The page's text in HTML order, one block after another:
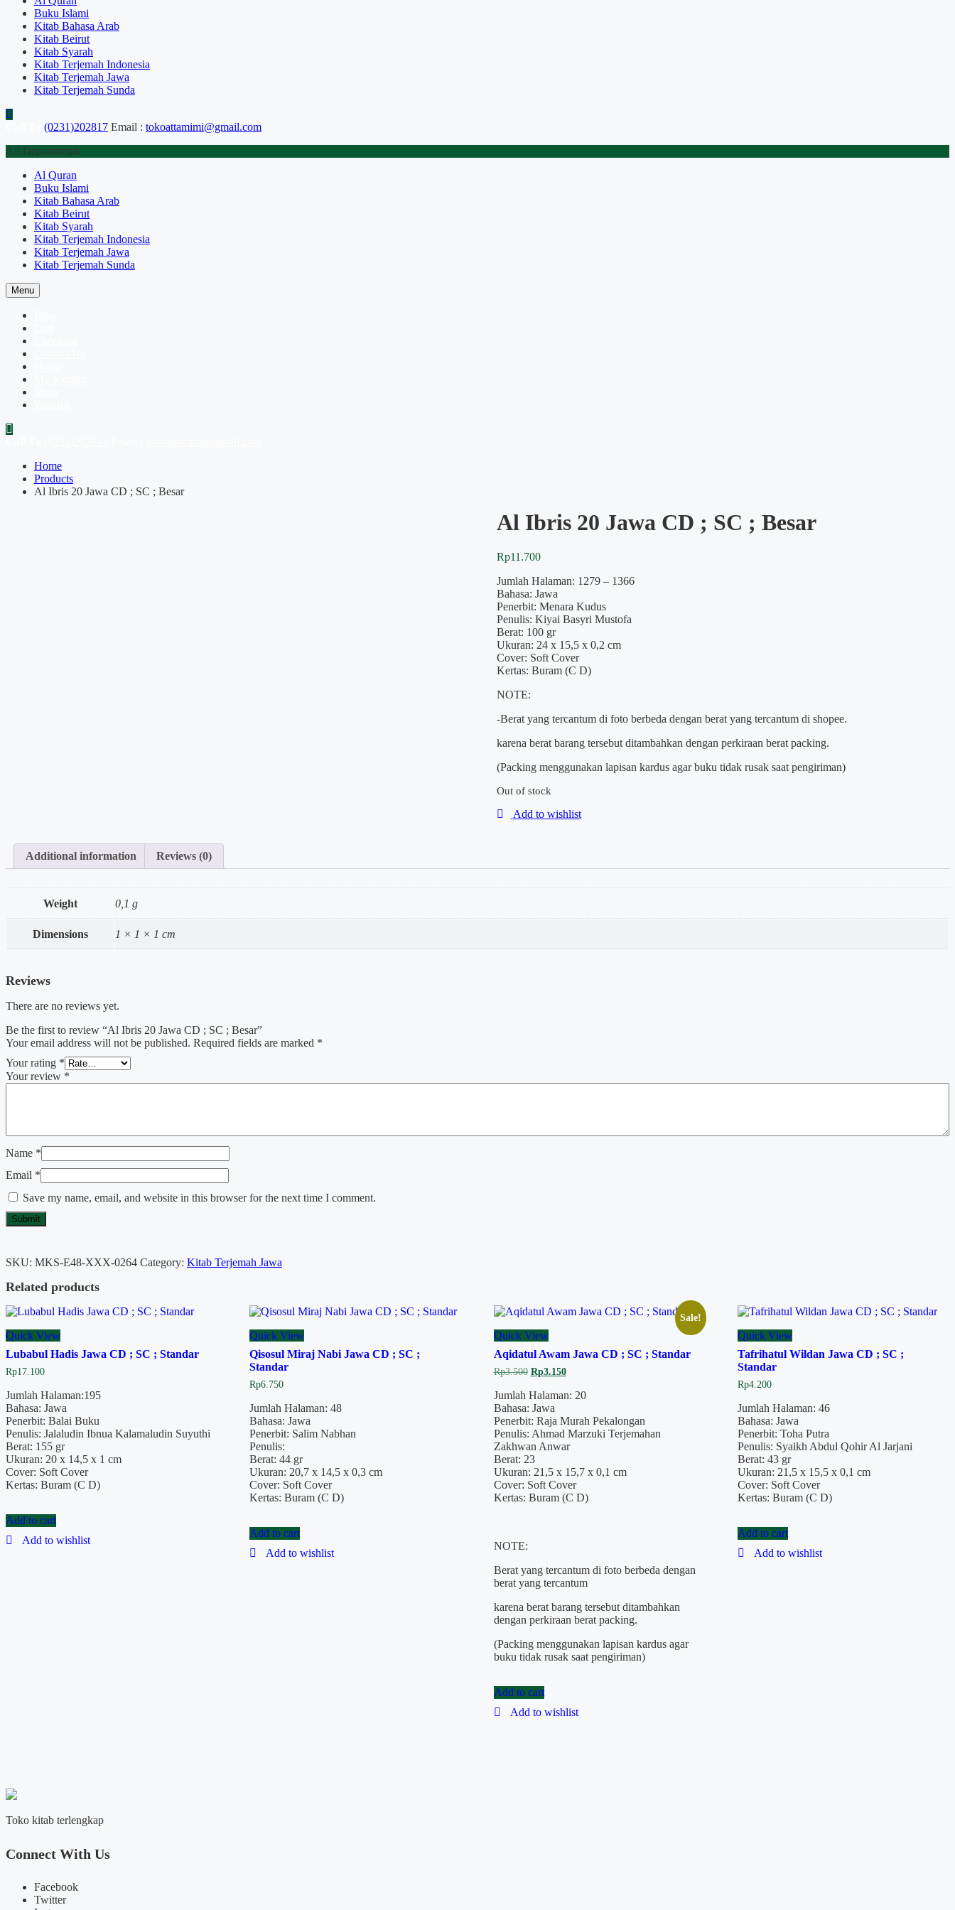
Buku Islami
Kitab Bahasa Arab
Kitab Beirut
Kitab Syarah
Kitab Terjemah Indonesia
Kitab Terjemah Jawa
Kitab Terjemah Sunda
(0231)202817 Email : tokoattamimi@gmail.com
All Departments
Al Quran
Buku Islami
Kitab Bahasa Arab
Kitab Beirut
Kitab Syarah
Kitab Terjemah Indonesia
Kitab Terjemah Jawa
Kitab Terjemah Sunda
Menu
Home
Products
Al Ibris 20 Jawa CD ; SC ; Besar
Al Ibris 20 Jawa CD ; SC ; Besar
Rp11.700
Jumlah Halaman: 1279 – 1366
Bahasa: Jawa
Penerbit: Menara Kudus
Penulis: Kiyai Basyri Mustofa
Berat: 100 gr
Ukuran: 24 x 15,5 x 0,2 cm
Cover: Soft Cover
Kertas: Buram (C D)
NOTE:
-Berat yang tercantum di foto berbeda dengan berat yang tercantum di shopee.
karena berat barang tersebut ditambahkan dengan perkiraan berat packing.
(Packing menggunakan lapisan kardus agar buku tidak rusak saat pengiriman)
Out of stock
Add to wishlist
Additional information Reviews (0)
Weight 0,1 g
Dimensions 1 × 1 × 1 cm
Reviews
There are no reviews yet.
Be the first to review “Al Ibris 20 Jawa CD ; SC ; Besar”
Your email address will not be published. Required fields are marked *
Your rating *
Your review *
Name *
Email *
Save my name, email, and website in this browser for the next time I comment.
SKU: MKS-E48-XXX-0264 Category: Kitab Terjemah Jawa
Related products
Quick View
Lubabul Hadis Jawa CD ; SC ; Standar
Rp17.100
Jumlah Halaman:195
Bahasa: Jawa
Penerbit: Balai Buku
Penulis: Jalaludin Ibnua Kalamaludin Suyuthi
Berat: 155 gr
Ukuran: 20 x 14,5 x 1 cm
Cover: Soft Cover
Kertas: Buram (C D)
Add to cart
Add to wishlist
Quick View
Qisosul Miraj Nabi Jawa CD ; SC ;
Standar
Rp6.750
Jumlah Halaman: 48
Bahasa: Jawa
Penerbit: Salim Nabhan
Penulis:
Berat: 44 gr
Ukuran: 20,7 x 14,5 x 0,3 cm
Cover: Soft Cover
Kertas: Buram (C D)
Add to cart
Add to wishlist
Sale!
Quick View
Aqidatul Awam Jawa CD ; SC ; Standar
Rp3.500 Original
was:
Rp3.500.
Rp3.150Current
is:
Jumlah Halaman: 20
Bahasa: Jawa
Penerbit: Raja Murah Pekalongan
Penulis: Ahmad Marzuki Terjemahan
Zakhwan Anwar
Berat: 23
Ukuran: 21,5 x 15,7 x 0,1 cm
Cover: Soft Cover
Kertas: Buram (C D)
NOTE:
Berat yang tercantum di foto berbeda dengan
berat yang tercantum
karena berat barang tersebut ditambahkan
dengan perkiraan berat packing.
(Packing menggunakan lapisan kardus agar
buku tidak rusak saat pengiriman)
Add to cart
Add to wishlist
Quick View
Tafrihatul Wildan Jawa CD ; SC ;
Standar
Rp4.200
Jumlah Halaman: 46
Bahasa: Jawa
Penerbit: Toha Putra
Penulis: Syaikh Abdul Qohir Al Jarjani
Berat: 43 gr
Ukuran: 21,5 x 15,5 x 0,1 cm
Cover: Soft Cover
Kertas: Buram (C D)
Add to cart
Add to wishlist
Toko kitab terlengkap
Connect With Us
Facebook
Twitter